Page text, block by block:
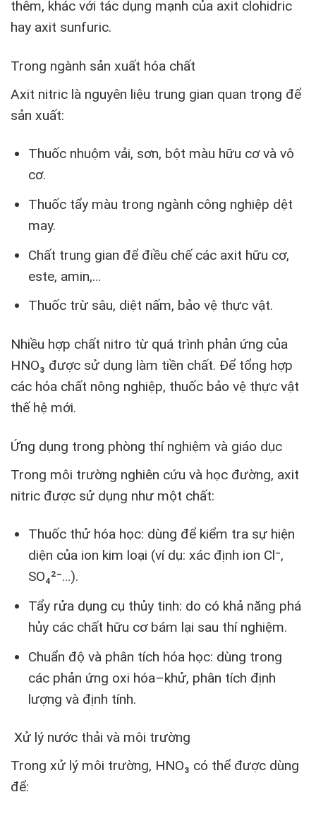
thêm, khác với tác dụng mạnh của axit clohidric
hay axit sunfuric.
Trong ngành sản xuất hóa chất
Axit nitric là nguyên liệu trung gian quan trọng để
sản xuất:
Thuốc nhuộm vải, sơn, bột màu hữu cơ và vô
cơ.
Thuốc tẩy màu trong ngành công nghiệp dệt
may.
Chất trung gian để điều chế các axit hữu cơ,
este, amin,…
Thuốc trừ sâu, diệt nấm, bảo vệ thực vật.
Nhiều hợp chất nitro từ quá trình phản ứng của
HNO₃ được sử dụng làm tiền chất. Để tổng hợp
các hóa chất nông nghiệp, thuốc bảo vệ thực vật
thế hệ mới.
Ứng dụng trong phòng thí nghiệm và giáo dục
Trong môi trường nghiên cứu và học đường, axit
nitric được sử dụng như một chất:
Thuốc thử hóa học: dùng để kiểm tra sự hiện
diện của ion kim loại (ví dụ: xác định ion Cl⁻,
SO₄²⁻…).
Tẩy rửa dụng cụ thủy tinh: do có khả năng phá
hủy các chất hữu cơ bám lại sau thí nghiệm.
Chuẩn độ và phân tích hóa học: dùng trong
các phản ứng oxi hóa–khử, phân tích định
lượng và định tính.
Xử lý nước thải và môi trường
Trong xử lý môi trường, HNO₃ có thể được dùng
để: